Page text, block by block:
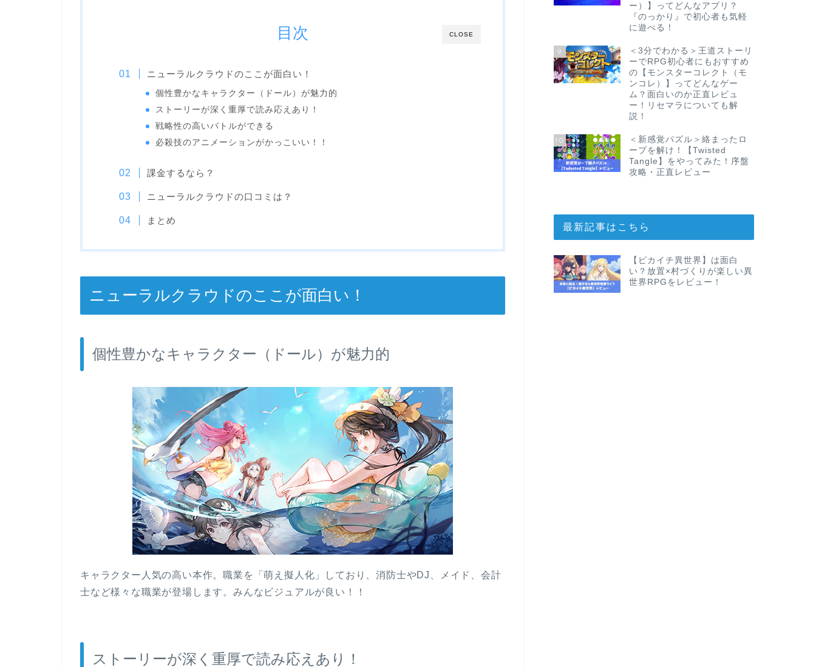
CLOSE
目次
ニューラルクラウドのここが面白い！
個性豊かなキャラクター（ドール）が魅力的
ストーリーが深く重厚で読み応えあり！
戦略性の高いバトルができる
必殺技のアニメーションがかっこいい！！
課金するなら？
ニューラルクラウドの口コミは？
まとめ
ニューラルクラウドのここが面白い！
個性豊かなキャラクター（ドール）が魅力的
キャラクター人気の高い本作。職業を「萌え擬人化」しており、消防士やDJ、メイド、会計
士など様々な職業が登場します。みんなビジュアルが良い！！
ストーリーが深く重厚で読み応えあり！
ー）】ってどんなアプリ？
『のっかり』で初心者も気軽
に遊べる！
9
＜3分でわかる＞王道ストーリ
ーでRPG初心者にもおすすめ
の【モンスターコレクト（モ
ンコレ）】ってどんなゲー
ム？面白いのか正直レビュ
ー！リセマラについても解
説！
10
＜新感覚パズル＞絡まったロ
ープを解け！【Twisted
Tangle】をやってみた！序盤
攻略・正直レビュー
最新記事はこちら
【ピカイチ異世界】は面白
い？放置×村づくりが楽しい異
世界RPGをレビュー！